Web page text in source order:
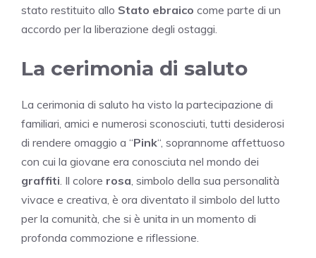
stato restituito allo Stato ebraico come parte di un
accordo per la liberazione degli ostaggi.
La cerimonia di saluto
La cerimonia di saluto ha visto la partecipazione di
familiari, amici e numerosi sconosciuti, tutti desiderosi
di rendere omaggio a “Pink“, soprannome affettuoso
con cui la giovane era conosciuta nel mondo dei
graffiti. Il colore rosa, simbolo della sua personalità
vivace e creativa, è ora diventato il simbolo del lutto
per la comunità, che si è unita in un momento di
profonda commozione e riflessione.